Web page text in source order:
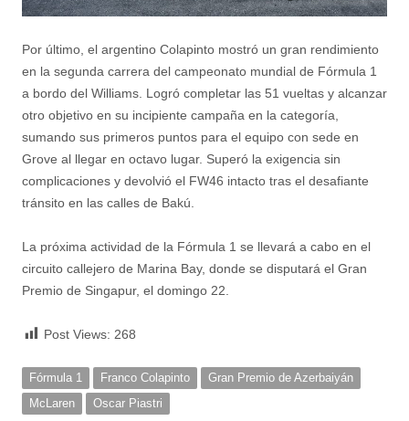
Por último, el argentino Colapinto mostró un gran rendimiento
en la segunda carrera del campeonato mundial de Fórmula 1
a bordo del Williams. Logró completar las 51 vueltas y alcanzar
otro objetivo en su incipiente campaña en la categoría,
sumando sus primeros puntos para el equipo con sede en
Grove al llegar en octavo lugar. Superó la exigencia sin
complicaciones y devolvió el FW46 intacto tras el desafiante
tránsito en las calles de Bakú.
La próxima actividad de la Fórmula 1 se llevará a cabo en el
circuito callejero de Marina Bay, donde se disputará el Gran
Premio de Singapur, el domingo 22.
Post Views: 268
Fórmula 1 Franco Colapinto
Gran Premio de Azerbaiyán
McLaren
Oscar Piastri